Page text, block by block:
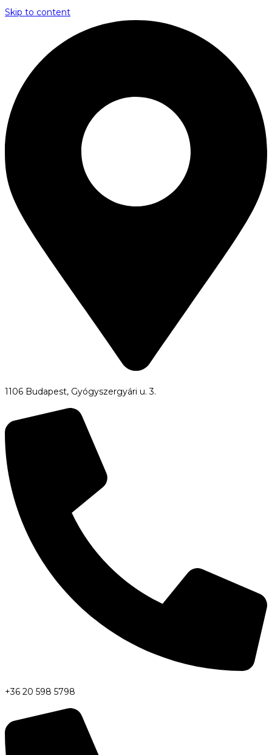
Skip to content
1106 Budapest, Gyógyszergyári u. 3.
+36 20 598 5798